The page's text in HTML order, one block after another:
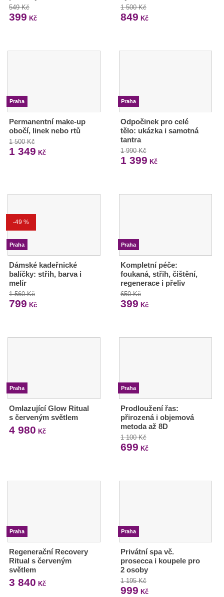
549 Kč
399 Kč
1 500 Kč
849 Kč
Praha
Permanentní make-up
obočí, linek nebo rtů
1 500 Kč
1 349 Kč
Praha
Odpočinek pro celé
tělo: ukázka i samotná
tantra
1 990 Kč
1 399 Kč
-49 %
Praha
Dámské kadeřnické
balíčky: střih, barva i
melír
1 560 Kč
799 Kč
Praha
Kompletní péče:
foukaná, střih, čištění,
regenerace i přeliv
650 Kč
399 Kč
Praha
Omlazující Glow Ritual
s červeným světlem
4 980 Kč
Praha
Prodloužení řas:
přirozená i objemová
metoda až 8D
1 100 Kč
699 Kč
Praha
Regenerační Recovery
Ritual s červeným
světlem
3 840 Kč
Praha
Privátní spa vč.
prosecca i koupele pro
2 osoby
1 195 Kč
999 Kč